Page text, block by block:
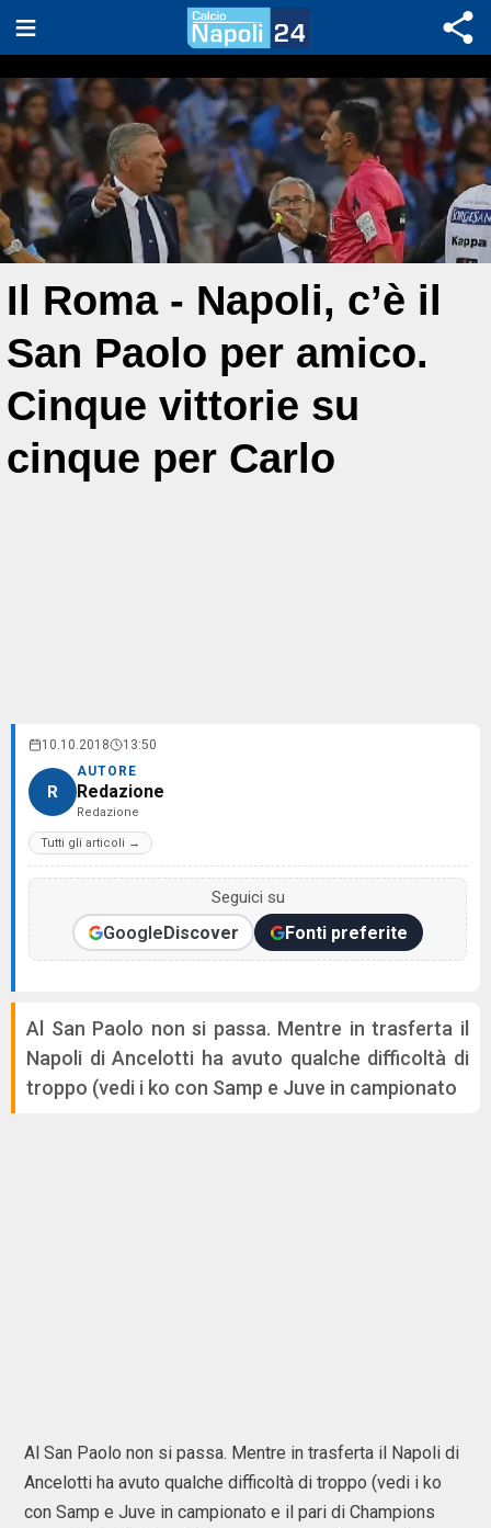
Il Roma - Napoli, c’è il
San Paolo per amico.
Cinque vittorie su
cinque per Carlo
10.10.2018 13:50
R
AUTORE
Redazione
Redazione
Tutti gli articoli →
Seguici su
GoogleDiscover Fonti preferite
Al San Paolo non si passa. Mentre in trasferta il
Napoli di Ancelotti ha avuto qualche difficoltà di
troppo (vedi i ko con Samp e Juve in campionato
Al San Paolo non si passa. Mentre in trasferta il Napoli di
Ancelotti ha avuto qualche difficoltà di troppo (vedi i ko
con Samp e Juve in campionato e il pari di Champions